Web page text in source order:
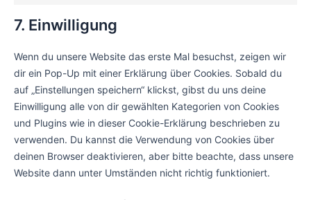
7. Einwilligung
Wenn du unsere Website das erste Mal besuchst, zeigen wir
dir ein Pop-Up mit einer Erklärung über Cookies. Sobald du
auf „Einstellungen speichern“ klickst, gibst du uns deine
Einwilligung alle von dir gewählten Kategorien von Cookies
und Plugins wie in dieser Cookie-Erklärung beschrieben zu
verwenden. Du kannst die Verwendung von Cookies über
deinen Browser deaktivieren, aber bitte beachte, dass unsere
Website dann unter Umständen nicht richtig funktioniert.